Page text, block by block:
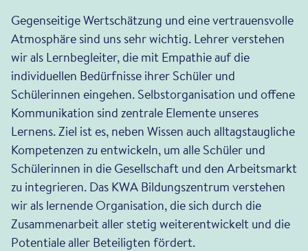
Gegenseitige Wertschätzung und eine vertrauensvolle
Atmosphäre sind uns sehr wichtig. Lehrer verstehen
wir als Lernbegleiter, die mit Empathie auf die
individuellen Bedürfnisse ihrer Schüler und
Schülerinnen eingehen. Selbstorganisation und offene
Kommunikation sind zentrale Elemente unseres
Lernens. Ziel ist es, neben Wissen auch alltagstaugliche
Kompetenzen zu entwickeln, um alle Schüler und
Schülerinnen in die Gesellschaft und den Arbeitsmarkt
zu integrieren. Das KWA Bildungszentrum verstehen
wir als lernende Organisation, die sich durch die
Zusammenarbeit aller stetig weiterentwickelt und die
Potentiale aller Beteiligten fördert.